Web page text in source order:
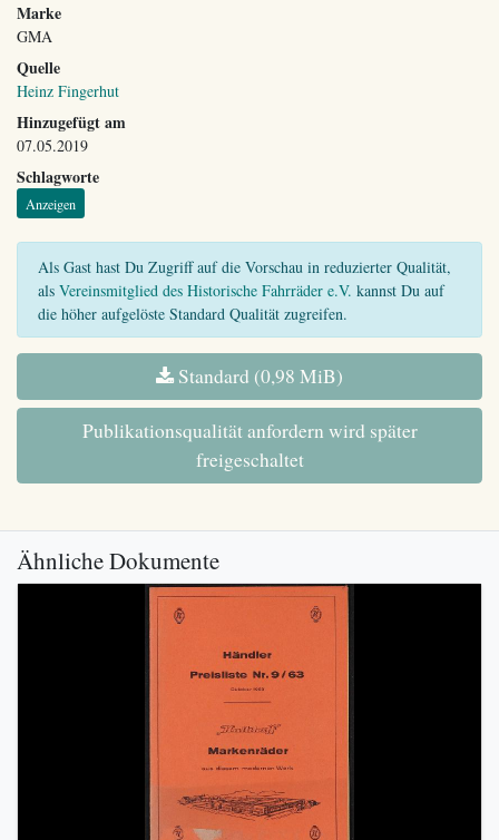
Marke
GMA
Quelle
Heinz Fingerhut
Hinzugefügt am
07.05.2019
Schlagworte
Anzeigen
Als Gast hast Du Zugriff auf die Vorschau in reduzierter Qualität,
als Vereinsmitglied des Historische Fahrräder e.V. kannst Du auf
die höher aufgelöste Standard Qualität zugreifen.
Standard (0,98 MiB)
Publikationsqualität anfordern wird später
freigeschaltet
Ähnliche Dokumente